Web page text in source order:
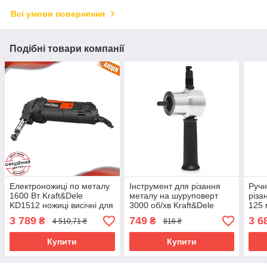
Всі умови повернення
Подібні товари компанії
Електроножиці по металу
1600 Вт Kraft&Dele
KD1512 ножиці висічні для
бляхи
3 789 ₴ 4 510,71 ₴
Купити
Інструмент для різання
металу на шуруповерт
3000 об/хв Kraft&Dele
KD1546 насадка для
різання жерсті
749₴ 816 ₴
Купити
125
3